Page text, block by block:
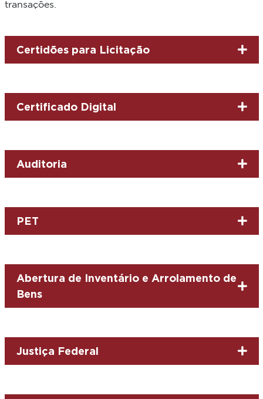
transações.
Certidões para Licitação
Certificado Digital
Auditoria
PET
Abertura de Inventário e Arrolamento de
Bens
Justiça Federal